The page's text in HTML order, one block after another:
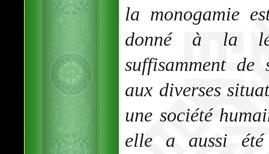
la monogamie
donné à la
suffisamment de
aux diverses
une société
elle a aussi été